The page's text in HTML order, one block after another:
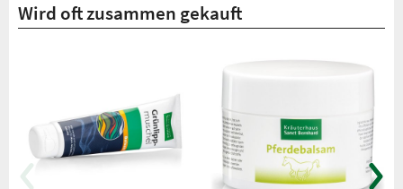
Wird oft zusammen gekauft